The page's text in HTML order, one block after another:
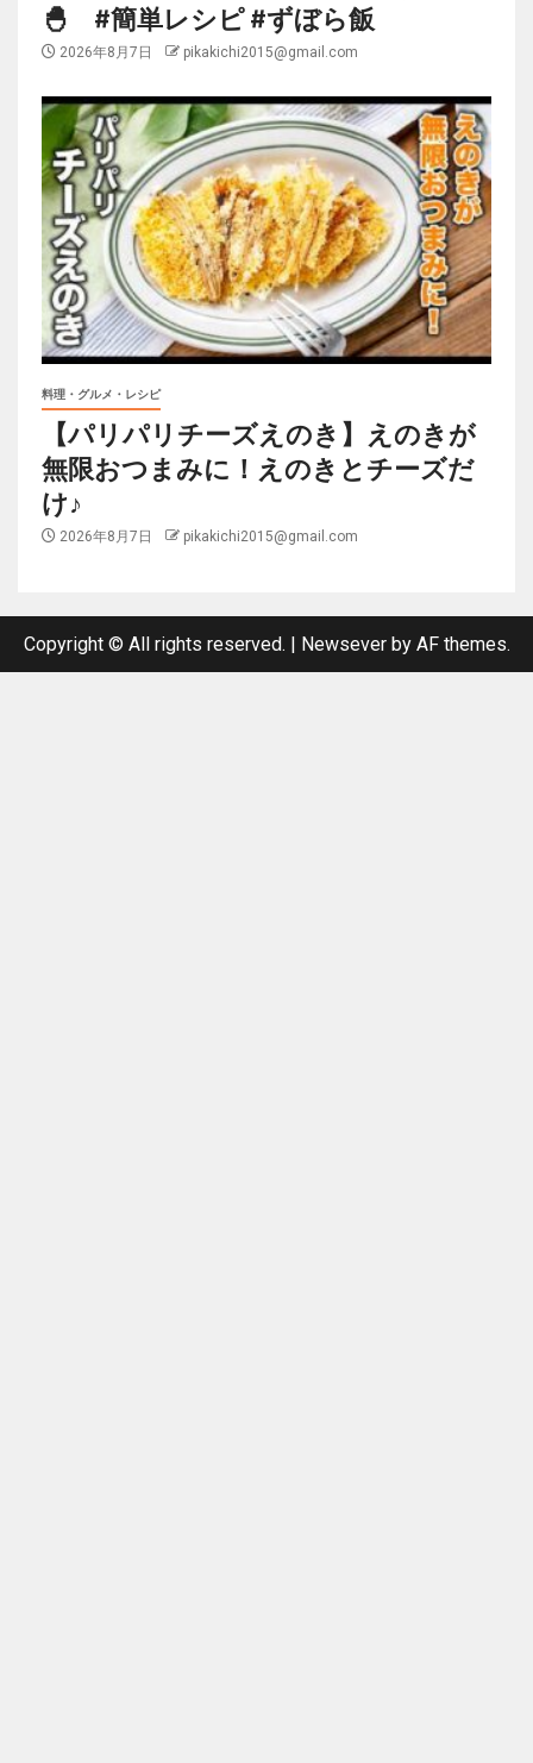
🐣 #簡単レシピ #ずぼら飯
2026年8月7日 pikakichi2015@gmail.com
料理・グルメ・レシピ
【パリパリチーズえのき】えのきが
無限おつまみに！えのきとチーズだ
け♪
2026年8月7日 pikakichi2015@gmail.com
Copyright © All rights reserved. | Newseverby AF themes.